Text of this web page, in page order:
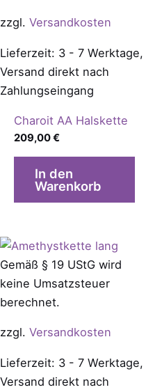
zzgl. Versandkosten
Lieferzeit: 3 - 7 Werktage,
Versand direkt nach
Zahlungseingang
Charoit AA Halskette
209,00€
In den
Warenkorb
Gemäß § 19 UStG wird
keine Umsatzsteuer
berechnet.
zzgl. Versandkosten
Lieferzeit: 3 - 7 Werktage,
Versand direkt nach